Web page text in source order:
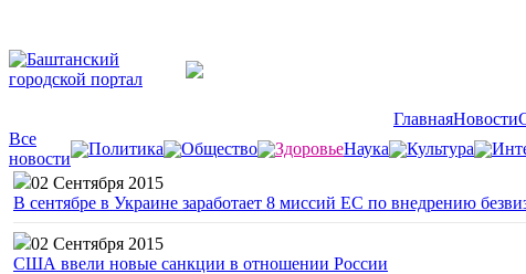
ГлавнаяНовости
Все
новости
Политика Общество ЗдоровьеНаука Культура
02 Сентября 2015
В сентябре в Украине заработает 8 миссий ЕС по внедрению
02 Сентября 2015
США ввели новые санкции в отношении России